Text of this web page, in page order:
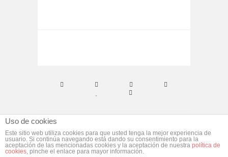
© ebym. Todos los derechos reservados.Aviso
Legal
Desarrollado pormorgan media
Uso de cookies
Este sitio web utiliza cookies para que usted tenga la mejor experiencia de
usuario. Si continúa navegando está dando su consentimiento para la
aceptación de las mencionadas cookies y la aceptación de nuestra política de
cookies, pinche el enlace para mayor información.